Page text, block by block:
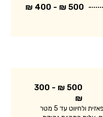
500 ₪ - 400 ₪
500 ₪ - 300
₪
המחיר מתייחס לנקודת חשמל חד פאזית ולחיווט עד 5 מטר